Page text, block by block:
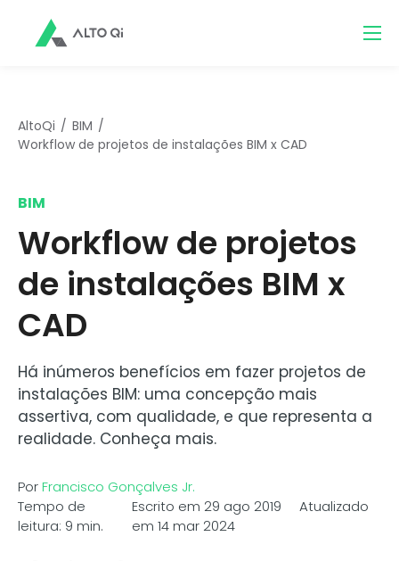
AltoQi
BIM
Workflow de projetos de instalações BIM x CAD
BIM
Workflow de projetos
de instalações BIM x
CAD
Há inúmeros benefícios em fazer projetos de
instalações BIM: uma concepção mais
assertiva, com qualidade, e que representa a
realidade. Conheça mais.
PorFrancisco Gonçalves Jr.
Tempo de
leitura: 9 min.
Escrito em 29 ago 2019 Atualizado
em 14 mar 2024